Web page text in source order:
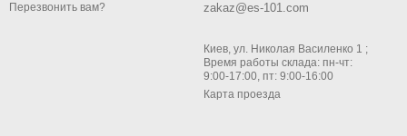
Перезвонить вам?
zakaz@es-101.com
Киев, ул. Николая Василенко 1 ;
Время работы склада: пн-чт:
9:00-17:00, пт: 9:00-16:00
Карта проезда